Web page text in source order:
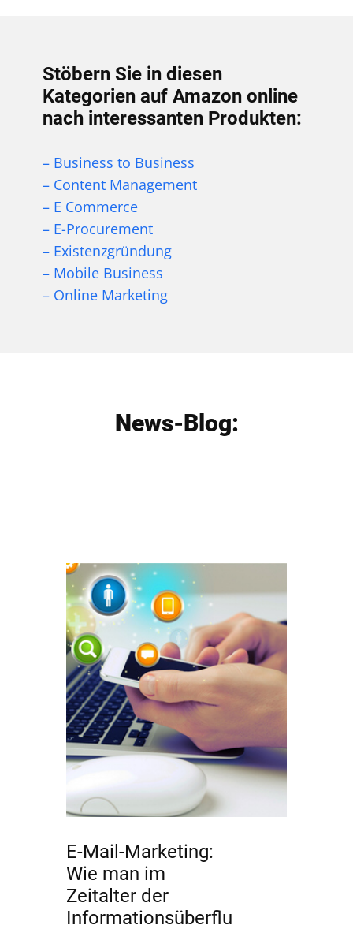
Stöbern Sie in diesen
Kategorien auf Amazon online
nach interessanten Produkten:
– Business to Business
– Content Management
– E Commerce
– E-Procurement
– Existenzgründung
– Mobile Business
– Online Marketing
News-Blog:
E-Mail-Marketing:
Wie man im
Zeitalter der
Informationsüberflu